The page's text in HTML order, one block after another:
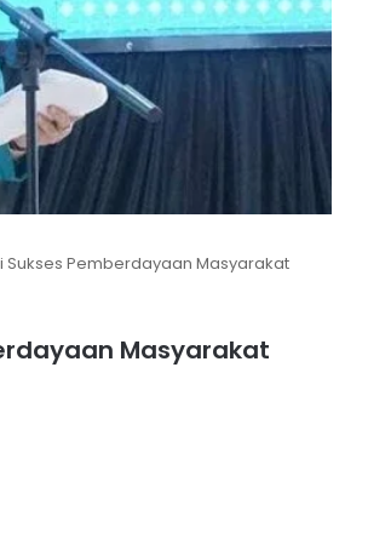
Pemberdayaan Masyarakat
Masyarakat